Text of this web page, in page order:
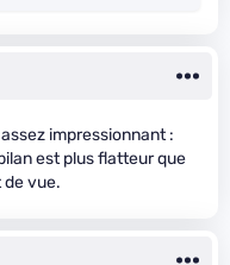
impressionnant :
est plus flatteur que
de vue.